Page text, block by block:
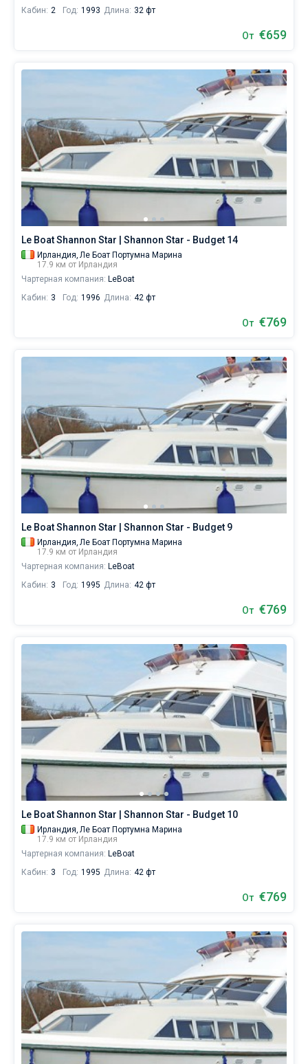
Кабин: 2 Год: 1993 Длина: 32 фт
От €659
Le Boat Shannon Star | Shannon Star - Budget 14
Ирландия, Ле Боат Портумна Марина
17.9 км от Ирландия
Чартерная компания: LeBoat
Кабин: 3 Год: 1996 Длина: 42 фт
От €769
Le Boat Shannon Star | Shannon Star - Budget 9
Ирландия, Ле Боат Портумна Марина
17.9 км от Ирландия
Чартерная компания: LeBoat
Кабин: 3 Год: 1995 Длина: 42 фт
От €769
Le Boat Shannon Star | Shannon Star - Budget 10
Ирландия, Ле Боат Портумна Марина
17.9 км от Ирландия
Чартерная компания: LeBoat
Кабин: 3 Год: 1995 Длина: 42 фт
От €769